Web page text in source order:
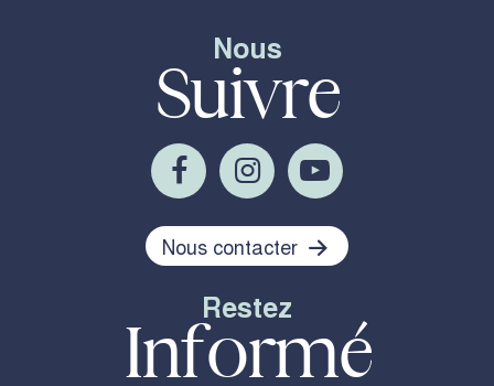
Nous
Suivre
Nous contacter
Restez
Informé